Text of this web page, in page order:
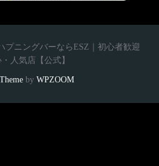
プニングバーならESZ｜初心者歓迎
人気店【公式】
by WPZOOM